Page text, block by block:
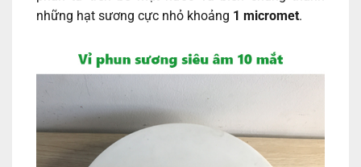
những hạt sương cực nhỏ khoảng 1 micromet.